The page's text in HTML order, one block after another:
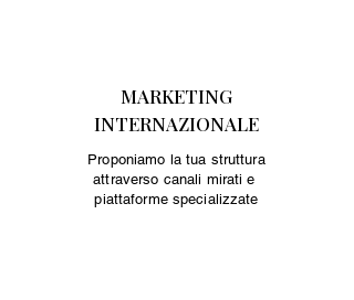
MARKETING
INTERNAZIONALE
Proponiamo la tua struttura
attraverso canali mirati e
piattaforme specializzate